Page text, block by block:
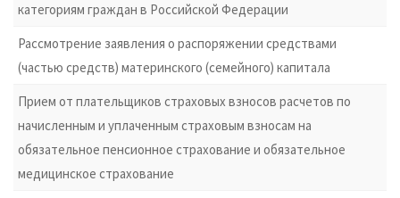
категориям граждан в Российской Федерации
Рассмотрение заявления о распоряжении средствами
(частью средств) материнского (семейного) капитала
Прием от плательщиков страховых взносов расчетов по
начисленным и уплаченным страховым взносам на
обязательное пенсионное страхование и обязательное
медицинское страхование